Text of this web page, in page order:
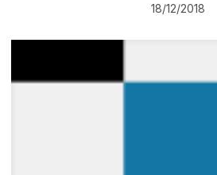
18/12/2018